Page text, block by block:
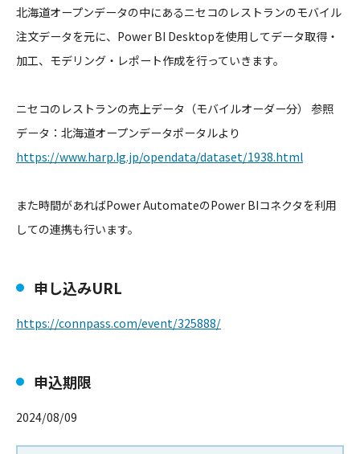
北海道オープンデータの中にあるニセコのレストランのモバイル
注文データを元に、Power BI Desktopを使用してデータ取得・
加工、モデリング・レポー ト作成を行っていきます。
ニセコのレストランの売上データ（モバイルオーダー分） 参照
データ：北海道オープンデータポータルより
https://www.harp.lg.jp/opendata/dataset/1938.html
また時間があればPower AutomateのPower BIコネクタを利用
しての連携も行います。
申し込みURL
https://connpass.com/event/325888/
申込期限
2024/08/09